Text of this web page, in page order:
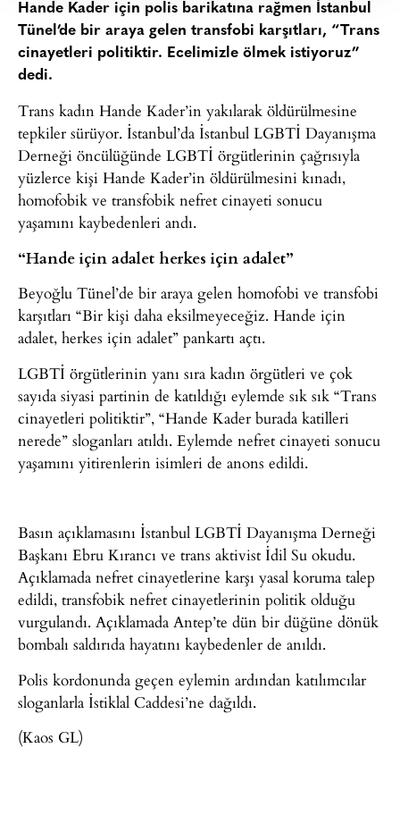
Hande Kader için polis barikatına rağmen İstanbul
Tünel’de bir araya gelen transfobi karşıtları, “Trans
cinayetleri politiktir. Ecelimizle ölmek istiyoruz”
dedi.
Trans kadın Hande Kader’in yakılarak öldürülmesine
tepkiler sürüyor. İstanbul’da İstanbul LGBTİ Dayanışma
Derneği öncülüğünde LGBTİ örgütlerinin çağrısıyla
yüzlerce kişi Hande Kader’in öldürülmesini kınadı,
homofobik ve transfobik nefret cinayeti sonucu
yaşamını kaybedenleri andı.
“Hande için adalet herkes için adalet”
Beyoğlu Tünel’de bir araya gelen homofobi ve transfobi
karşıtları “Bir kişi daha eksilmeyeceğiz. Hande için
adalet, herkes için adalet” pankartı açtı.
LGBTİ örgütlerinin yanı sıra kadın örgütleri ve çok
sayıda siyasi partinin de katıldığı eylemde sık sık “Trans
cinayetleri politiktir”, “Hande Kader burada katilleri
nerede” sloganları atıldı. Eylemde nefret cinayeti sonucu
yaşamını yitirenlerin isimleri de anons edildi.
Basın açıklamasını İstanbul LGBTİ Dayanışma Derneği
Başkanı Ebru Kırancı ve trans aktivist İdil Su okudu.
Açıklamada nefret cinayetlerine karşı yasal koruma talep
edildi, transfobik nefret cinayetlerinin politik olduğu
vurgulandı. Açıklamada Antep’te dün bir düğüne dönük
bombalı saldırıda hayatını kaybedenler de anıldı.
Polis kordonunda geçen eylemin ardından katılımcılar
sloganlarla İstiklal Caddesi’ne dağıldı.
(Kaos GL)